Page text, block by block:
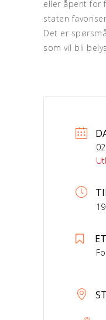
eller åpent for
staten
Det er
som vil bli